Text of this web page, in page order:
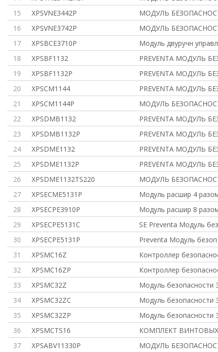
15
XPSVNE3442P
МОДУЛЬ
16
XPSVNE3742P
МОДУЛЬ
17
XPSBCE3710P
Модуль двуручн
18
XPSBF1132
PREVENTA МОДУЛЬ
19
XPSBF1132P
PREVENTA МОДУЛЬ
20
XPSCM1144
PREVENTA МОДУЛЬ
21
XPSCM1144P
МОДУЛЬ
22
XPSDMB1132
PREVENTA МОДУЛЬ
23
XPSDMB1132P
PREVENTA МОДУЛЬ
24
XPSDME1132
PREVENTA МОДУЛЬ
25
XPSDME1132P
PREVENTA МОДУЛЬ
26
XPSDME1132TS220
МОДУЛЬ
27
XPSECME5131P
Модуль расшир 4
28
XPSECPE3910P
Модуль расшир 8
29
XPSECPE5131C
SE Preventa Модуль
30
XPSECPE5131P
Preventa Модуль
31
XPSMC16Z
Контроллер
32
XPSMC16ZP
Контроллер
33
XPSMC32Z
Модуль безопасности
34
XPSMC32ZC
Модуль безопасности
35
XPSMC32ZP
Модуль безопасности
36
XPSMCTS16
КОМПЛЕКТ
37
XPSABV11330P
МОДУЛЬ